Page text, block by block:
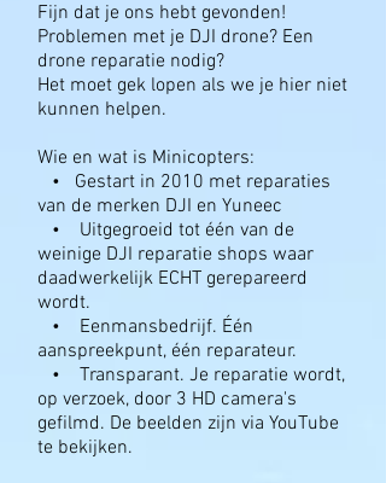
Fijn dat je ons hebt gevonden!
Problemen met je DJI drone? Een
drone reparatie nodig?
Het moet gek lopen als we je hier niet
kunnen helpen.
Wie en wat is Minicopters:
• Gestart in 2010 met reparaties
van de merken DJI en Yuneec
• Uitgegroeid tot één van de
weinige DJI reparatie shops waar
daadwerkelijk ECHT gerepareerd
wordt.
• Eenmansbedrijf. Één
aanspreekpunt, één reparateur.
• Transparant. Je reparatie wordt,
op verzoek, door 3 HD camera's
gefilmd. De beelden zijn via YouTube
te bekijken.